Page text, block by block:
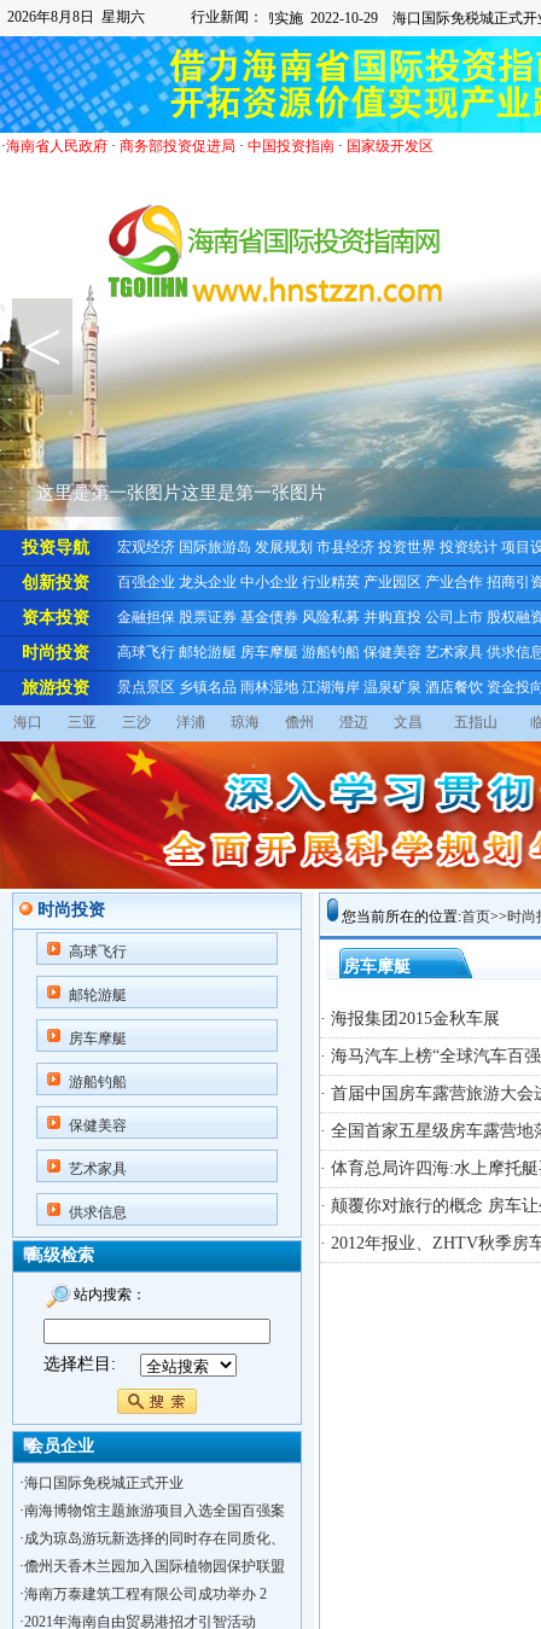
2026年8月8日 星期六 行业新闻：
·海南省人民政府· 商务部投资促进局 · 中国投资指南· 国家级开发区
这里是第一张图片这里是第一张图片
<
投资导航 宏观经济 国际旅游岛 发展规划 市县经济 投资世界 投资统计 项目
创新投资 百强企业 龙头企业 中小企业 行业精英 产业园区 产业合作 招商引
资本投资 金融担保 股票证券 基金债券 风险私募 并购直投 公司上市 股权融
时尚投资 高球飞行 邮轮游艇 房车摩艇 游船钓船 保健美容 艺术家具 供求信
旅游投资 景点景区 乡镇名品 雨林湿地 江湖海岸 温泉矿泉 酒店餐饮 资金投
海口 三亚 三沙 洋浦 琼海 儋州 澄迈 文昌 五指山
时尚投资
高球飞行
邮轮游艇
房车摩艇
游船钓船
保健美容
艺术家具
供求信息
高级检索
站内搜索：
选择栏目:
会员企业
·海口国际免税城正式开业
·南海博物馆主题旅游项目入选全国百强案
·成为琼岛游玩新选择的同时存在同质化、
·儋州天香木兰园加入国际植物园保护联盟
·海南万泰建筑工程有限公司成功举办 2
·2021年海南自由贸易港招才引智活动
您当前所在的位置:首页>>时尚
房车摩艇
· 海报集团2015金秋车展
· 海马汽车上榜“全球汽车百
· 首届中国房车露营旅游大会
· 全国首家五星级房车露营地
· 体育总局许四海:水上摩托
· 颠覆你对旅行的概念 房车
· 2012年报业、ZHTV秋季房